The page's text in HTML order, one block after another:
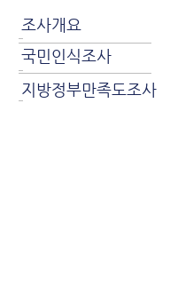
조사개요
국민인식조사
지방정부만족도조사